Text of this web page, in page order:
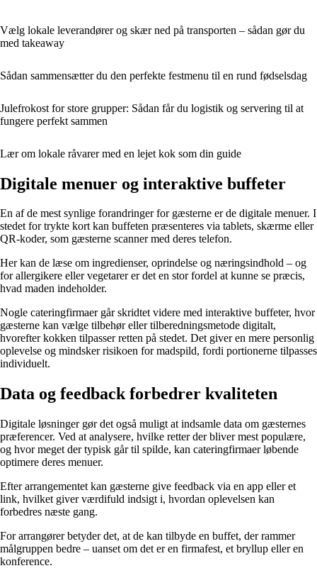
Vælg lokale leverandører og skær ned på transporten – sådan gør du
med takeaway
Sådan sammensætter du den perfekte festmenu til en rund fødselsdag
Julefrokost for store grupper: Sådan får du logistik og servering til at
fungere perfekt sammen
Lær om lokale råvarer med en lejet kok som din guide
Digitale menuer og interaktive buffeter
En af de mest synlige forandringer for gæsterne er de digitale menuer. I
stedet for trykte kort kan buffeten præsenteres via tablets, skærme eller
QR-koder, som gæsterne scanner med deres telefon.
Her kan de læse om ingredienser, oprindelse og næringsindhold – og
for allergikere eller vegetarer er det en stor fordel at kunne se præcis,
hvad maden indeholder.
Nogle cateringfirmaer går skridtet videre med interaktive buffeter, hvor
gæsterne kan vælge tilbehør eller tilberedningsmetode digitalt,
hvorefter kokken tilpasser retten på stedet. Det giver en mere personlig
oplevelse og mindsker risikoen for madspild, fordi portionerne tilpasses
individuelt.
Data og feedback forbedrer kvaliteten
Digitale løsninger gør det også muligt at indsamle data om gæsternes
præferencer. Ved at analysere, hvilke retter der bliver mest populære,
og hvor meget der typisk går til spilde, kan cateringfirmaer løbende
optimere deres menuer.
Efter arrangementet kan gæsterne give feedback via en app eller et
link, hvilket giver værdifuld indsigt i, hvordan oplevelsen kan
forbedres næste gang.
For arrangører betyder det, at de kan tilbyde en buffet, der rammer
målgruppen bedre – uanset om det er en firmafest, et bryllup eller en
konference.